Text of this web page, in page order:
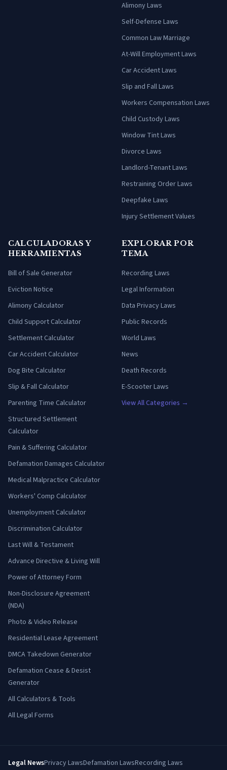
Alimony Laws
Self-Defense Laws
Common Law Marriage
At-Will Employment Laws
Car Accident Laws
Slip and Fall Laws
Workers Compensation Laws
Child Custody Laws
Window Tint Laws
Divorce Laws
Landlord-Tenant Laws
Restraining Order Laws
Deepfake Laws
Injury Settlement Values
CALCULADORAS Y
HERRAMIENTAS
Bill of Sale Generator
Eviction Notice
Alimony Calculator
Child Support Calculator
Settlement Calculator
Car Accident Calculator
Dog Bite Calculator
Slip & Fall Calculator
Parenting Time Calculator
Structured Settlement
Calculator
Pain & Suffering Calculator
Defamation Damages Calculator
Medical Malpractice Calculator
Workers' Comp Calculator
Unemployment Calculator
Discrimination Calculator
Last Will & Testament
Advance Directive & Living Will
Power of Attorney Form
Non-Disclosure Agreement
(NDA)
Photo & Video Release
Residential Lease Agreement
DMCA Takedown Generator
Defamation Cease & Desist
Generator
All Calculators & Tools
All Legal Forms
EXPLORAR POR
TEMA
Recording Laws
Legal Information
Data Privacy Laws
Public Records
World Laws
News
Death Records
E-Scooter Laws
View All Categories →
Legal NewsPrivacy LawsDefamation LawsRecording Laws